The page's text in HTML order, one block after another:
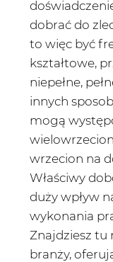
dobrać do
to więc być
kształtowe,
niepełne,
innych
mogą
wrzecion na
Właściwy
duży wpływ
wykonania
Znajdziesz tu
branży,